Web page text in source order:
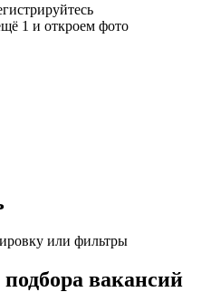
1 и откроем фото
или фильтры
вакансий